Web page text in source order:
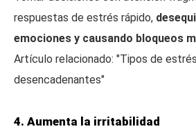
respuestas de estrés rápido,
emociones y causando bloqueos
Artículo relacionado: "Tipos de
desencadenantes"
4. Aumenta la irritabilidad